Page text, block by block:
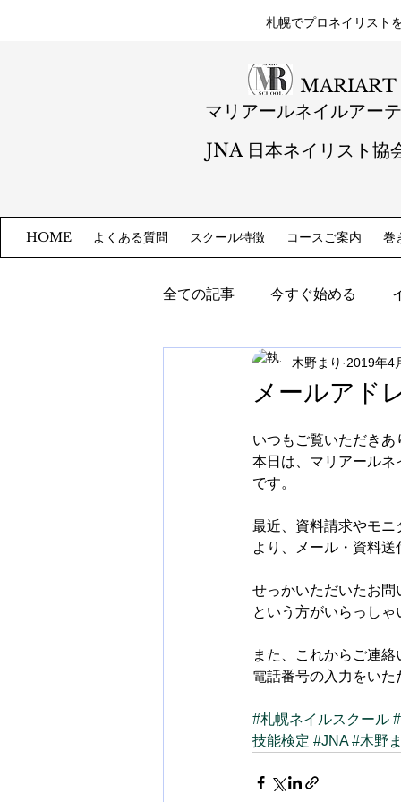
札幌​でプロネイリスト
MARIART
マリアールネイルアー
JNA 日本ネイリスト協
HOME よくある質問 スクール特徴 コースご案内 巻
全ての記事 今すぐ始める
メールアド
木野まり 2019年4
いつもご覧いただき
本日は、マリアール
です。
最近、資料請求やモ
より、メール・資料
せっかいただいたお
という方がいらっし
また、これからご連
電話番号の入力をい
#札幌ネイルスクール
技能検定 #JNA #木野